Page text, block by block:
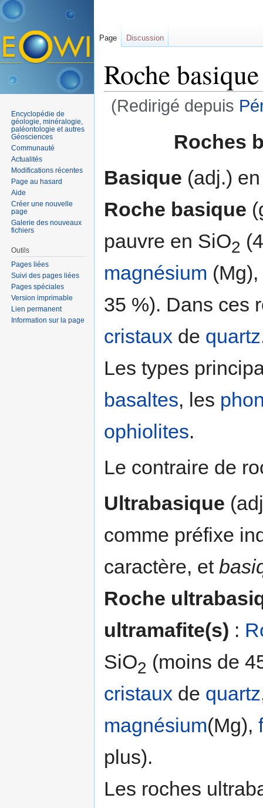
Roche basique
(Redirigé depuis
Roches
Basique (adj.)
Roche basique
pauvre en SiO2
magnésium (Mg),
35 %). Dans ces
cristaux de quartz
Les types
basaltes, les
ophiolites.
Le contraire de
Ultrabasique
comme préfixe
caractère, et
Roche
ultramafite(s) :
SiO2 (moins de
cristaux de quartz
magnésium(Mg),
plus).
Les roches
Page Discussion
Encyclopédie de
géologie, minéralogie,
paléontologie et autres
Géosciences
Communauté
Actualités
Modifications récentes
Page au hasard
Aide
Créer une nouvelle
page
Galerie des nouveaux
fichiers
Outils
Pages liées
Suivi des pages liées
Pages spéciales
Version imprimable
Lien permanent
Information sur la page